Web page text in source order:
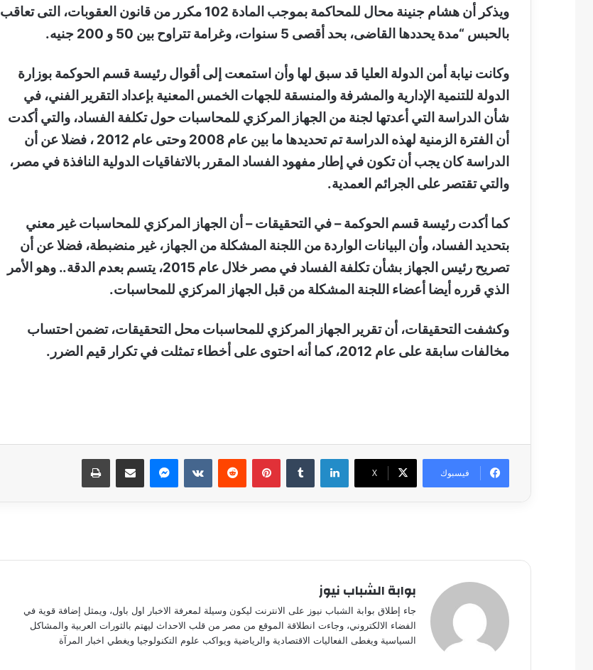
ويذكر أن هشام جنينة محال للمحاكمة بموجب المادة 102 مكرر من قانون العقوبات، التى تعاقب
بالحبس “مدة يحددها القاضى، بحد أقصى 5 سنوات، وغرامة تتراوح بين 50 و 200 جنيه
.
وكانت نيابة أمن الدولة العليا قد سبق لها وأن استمعت إلى أقوال رئيسة قسم الحوكمة بوزارة
الدولة للتنمية الإدارية والمشرفة والمنسقة للجهات الخمس المعنية بإعداد التقرير الفني، في
شأن الدراسة التي أعدتها لجنة من الجهاز المركزي للمحاسبات حول تكلفة الفساد، والتي أكدت
أن الفترة الزمنية لهذه الدراسة تم تحديدها ما بين عام 2008 وحتى عام 2012 ، فضلا عن أن
الدراسة كان يجب أن تكون في إطار مفهود الفساد المقرر بالاتفاقيات الدولية النافذة في مصر،
والتي تقتصر على الجرائم العمدية.
كما أكدت رئيسة قسم الحوكمة – في التحقيقات – أن الجهاز المركزي للمحاسبات غير معني
بتحديد الفساد، وأن البيانات الواردة من اللجنة المشكلة من الجهاز، غير منضبطة، فضلا عن أن
تصريح رئيس الجهاز بشأن تكلفة الفساد في مصر خلال عام 2015، يتسم بعدم الدقة.. وهو الأمر
الذي قرره أيضا أعضاء اللجنة المشكلة من قبل الجهاز المركزي للمحاسبات.
وكشفت التحقيقات، أن تقرير الجهاز المركزي للمحاسبات محل التحقيقات، تضمن احتساب
مخالفات سابقة على عام 2012، كما أنه احتوى على أخطاء تمثلت في تكرار قيم الضرر.
فيسبوك ‫X
لينكدإن بينتيريست ماسنجر مشاركة عبر البريد طباعة
بوابة الشباب نيوز
جاء إطلاق بوابة الشباب نيوز على الانترنت ليكون وسيلة لمعرفة الاخبار اول باول، ويمثل إضافة قوية في
الفضاء الالكتروني، وجاءت انطلاقة الموقع من مصر من قلب الاحداث ليهتم بالثورات العربية والمشاكل
السياسية ويغطى الفعاليات الاقتصادية والرياضية ويواكب علوم التكنولوجيا ويغطي اخبار المرآة
كشف ملابسات ادعاء شخص باختطافه من
آخرين
الصحية